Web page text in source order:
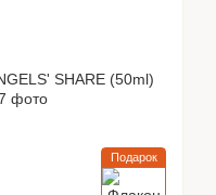
Подарок